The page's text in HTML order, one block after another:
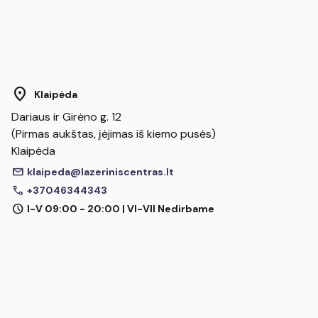
location_on Klaipėda
Dariaus ir Girėno g. 12
(Pirmas aukštas, įėjimas iš kiemo pusės)
Klaipėda
mail klaipeda@lazeriniscentras.lt
call +37046344343
schedule I-V 09:00 - 20:00 | VI-VII Nedirbame